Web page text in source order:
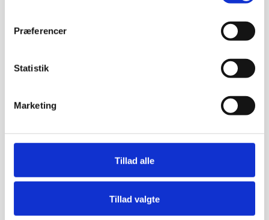
Præferencer
Statistik
Marketing
Tillad alle
Tillad valgte